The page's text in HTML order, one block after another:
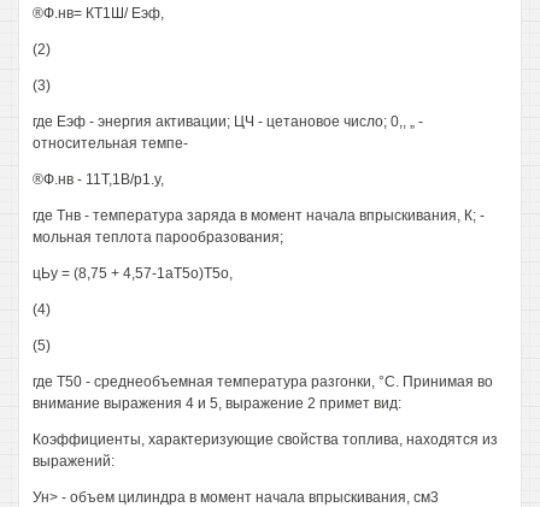
®Ф.нв= КТ1Ш/ Еэф,
(2)
(3)
где Еэф - энергия активации; ЦЧ - цетановое число; 0,, „ -
относительная темпе-
®Ф.нв - 11Т,1В/р1.у,
где Тнв - температура заряда в момент начала впрыскивания, К; -
мольная теплота парообразования;
цЬу = (8,75 + 4,57-1аТ5о)Т5о,
(4)
(5)
где Т50 - среднеобъемная температура разгонки, °С. Принимая во
внимание выражения 4 и 5, выражение 2 примет вид:
Коэффициенты, характеризующие свойства топлива, находятся из
выражений:
Ун> - объем цилиндра в момент начала впрыскивания, см3